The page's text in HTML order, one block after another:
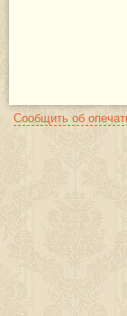
Сообщить об